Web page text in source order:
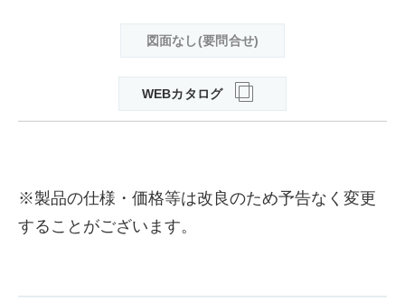
図面なし(要問合せ)
WEBカタログ
※製品の仕様・価格等は改良のため予告なく変更
することがございます。